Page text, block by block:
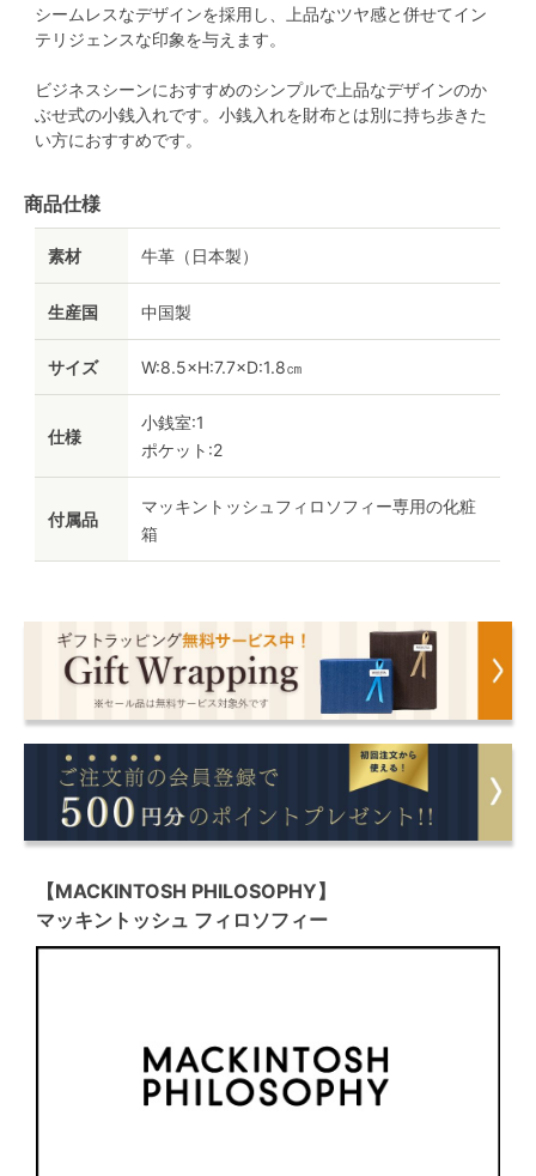
シームレスなデザインを採用し、上品なツヤ感と併せてイン
テリジェンスな印象を与えます。
ビジネスシーンにおすすめのシンプルで上品なデザインのか
ぶせ式の小銭入れです。小銭入れを財布とは別に持ち歩きた
い方におすすめです。
商品仕様
素材 牛革（日本製）
生産国 中国製
サイズ W:8.5×H:7.7×D:1.8㎝
仕様
小銭室:1
ポケット:2
付属品
マッキントッシュフィロソフィー専用の化粧
箱
【MACKINTOSH PHILOSOPHY】
マッキントッシュ フィロソフィー